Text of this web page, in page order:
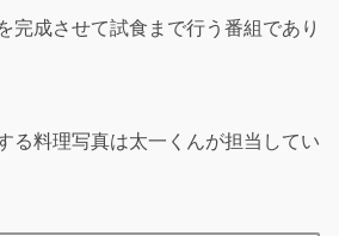
完成させて試食まで行う番組であり
る料理写真は太一くんが担当してい